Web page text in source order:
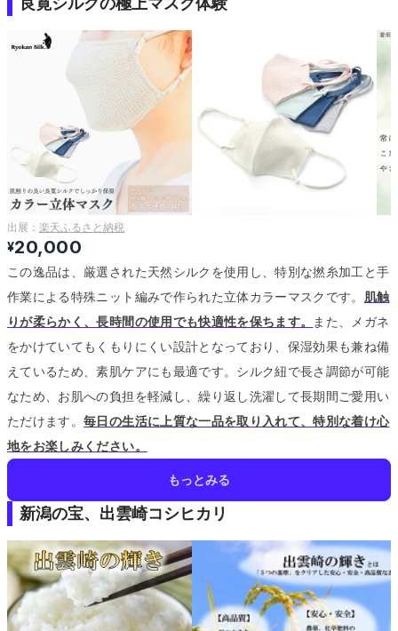
出展： 楽天ふるさと納税
¥20,000
この逸品は、厳選された天然シルクを使用し、特別な撚糸加工と手
作業による特殊ニット編みで作られた立体カラーマスクです。 肌触
りが柔らかく、長時間の使用でも快適性を保ちます。
また、メガネ
をかけていてもくもりにくい設計となっており、保湿効果も兼ね備
えているため、素肌ケアにも最適です。 シルク紐で長さ調節が可能
なため、お肌への負担を軽減し、繰り返し洗濯して長期間ご愛用い
ただけます。毎日の生活に上質な一品を取り入れて、特別な着け心
地をお楽しみください。
もっとみる
新潟の宝、出雲崎コシヒカリ